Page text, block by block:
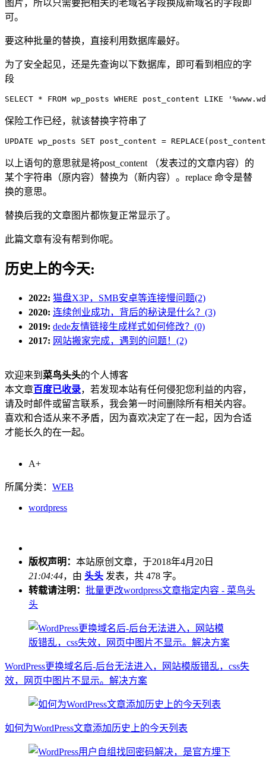
图片，所以只需要把相关的老域名字段换成新域名的字段即
可。
要这种批量的替换，直接利用数据库最好。
为了安全起见，还是先查询以下数据库，即可看到相应的字
段
SELECT * FROM wp_posts WHERE post_content LIKE
保险工作已经，就该替换字符串了
UPDATE wp_posts SET post_content =
以上语句的意思就是将post_content （发表过的文章内容）的
某个字符串（原内容）替换为（新内容）。replace 命令是替
换的意思。
替换后我的文章图片都恢复正常显示了。
此篇文章有没有帮到你呢。
历史上的今天:
2022: 猫盘X3P，SMB安卓等连接慢问题(2)
2020: 连续创业成功，背后的秘诀是什么？(3)
2019: dede友情链接生成样式如何修改？(0)
2017: 网站搬家完成，遇到的问题！(2)
欢迎来到 菜鸟头头的个人博客
本文章百度已收录，若发现本站有任何侵犯您利益的内容，
请及时邮件或留言联系，我会第一时间删除所有相关内容。
喜欢和合适从来不矛盾，因为喜欢决定了在一起，因为合适
才能长久的在一起。
A+
所属分类： WEB
wordpress
版权声明： 本站原创文章，于2018年4月20日
21:04:44，由 头头 发表，共 478 字。
转载请注明： 批量更改wordpress文章指定内容 - 菜鸟头
头
WordPress更换域名后-后台无法进入，网站模版错乱，css失
效，网页中图片不显示。解决方案
如何为WordPress文章添加历史上的今天列表